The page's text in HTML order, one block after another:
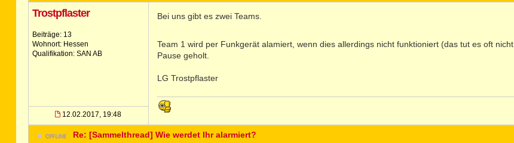
Trostpflaster
Beiträge: 13
Wohnort: Hessen
Qualifikation: SAN AB
12.02.2017, 19:48
Bei uns gibt es zwei Teams.
Team 1 wird per Funkgerät alamiert, wenn dies allerdings nicht funktioniert (das tut es oft nicht
Pause geholt.
LG Trostpflaster
Re: [Sammelthread] Wie werdet Ihr alarmiert?